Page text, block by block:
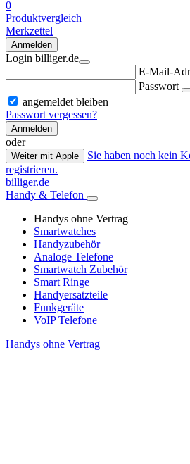
0
Produktvergleich
Merkzettel
Anmelden
Login billiger.de
E-Mail-
Passwort
angemeldet bleiben
Passwort vergessen?
Anmelden
oder
Weiter mit Apple
Sie haben noch kein
registrieren.
billiger.de
Handy & Telefon
Handys ohne Vertrag
Smartwatches
Handyzubehör
Analoge Telefone
Smartwatch Zubehör
Smart Ringe
Handyersatzteile
Funkgeräte
VoIP Telefone
Handys ohne Vertrag